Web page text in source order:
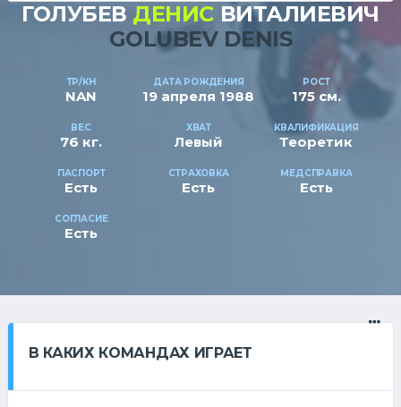
ГОЛУБЕВ ДЕНИС ВИТАЛИЕВИЧ
GOLUBEV DENIS
ТР/КН
NAN
ДАТА РОЖДЕНИЯ
19 апреля 1988
РОСТ
175 см.
ВЕС
76 кг.
ХВАТ
Левый
КВАЛИФИКАЦИЯ
Теоретик
ПАСПОРТ
Есть
СТРАХОВКА
Есть
МЕДСПРАВКА
Есть
СОГЛАСИЕ
Есть
В КАКИХ КОМАНДАХ ИГРАЕТ